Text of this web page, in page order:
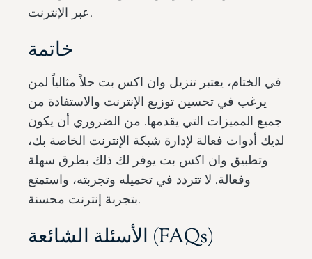
عبر الإنترنت.
خاتمة
في الختام، يعتبر تنزيل وان اكس بت حلاً مثالياً لمن
يرغب في تحسين توزيع الإنترنت والاستفادة من
جميع المميزات التي يقدمها. من الضروري أن يكون
لديك أدوات فعالة لإدارة شبكة الإنترنت الخاصة بك،
وتطبيق وان اكس بت يوفر لك ذلك بطرق سهلة
وفعالة. لا تتردد في تحميله وتجربته، واستمتع
بتجربة إنترنت محسنة.
الأسئلة الشائعة (FAQs)